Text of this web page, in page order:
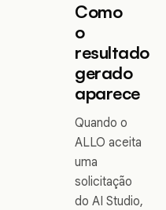
Como
o
resultado
gerado
aparece
Quando o
ALLO aceita
uma
solicitação
do AI Studio,